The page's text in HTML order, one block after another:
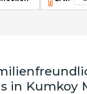
in Kumkoy